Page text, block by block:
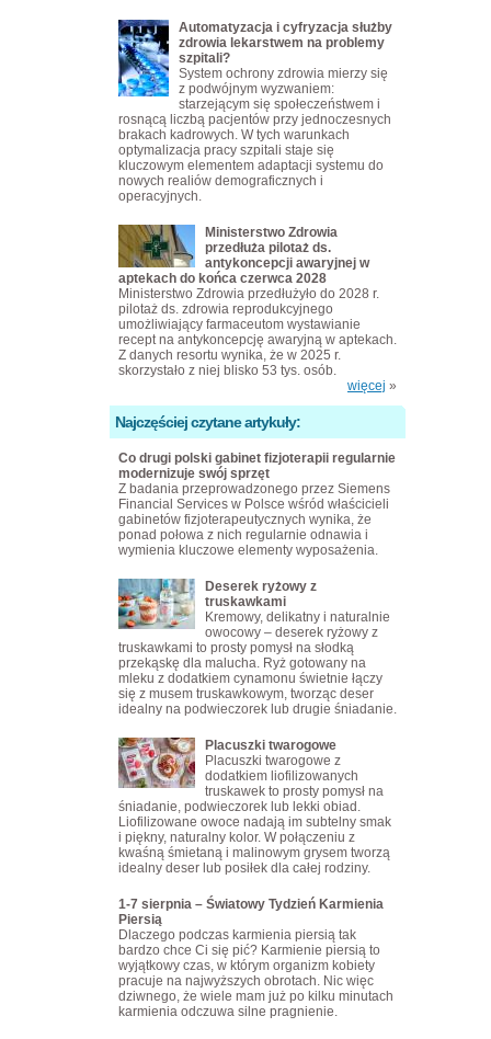
Automatyzacja i cyfryzacja służby
zdrowia lekarstwem na problemy
szpitali?
System ochrony zdrowia mierzy się
z podwójnym wyzwaniem:
starzejącym się społeczeństwem i
rosnącą liczbą pacjentów przy jednoczesnych
brakach kadrowych. W tych warunkach
optymalizacja pracy szpitali staje się
kluczowym elementem adaptacji systemu do
nowych realiów demograficznych i
operacyjnych.
Ministerstwo Zdrowia
przedłuża pilotaż ds.
antykoncepcji awaryjnej w
aptekach do końca czerwca 2028
Ministerstwo Zdrowia przedłużyło do 2028 r.
pilotaż ds. zdrowia reprodukcyjnego
umożliwiający farmaceutom wystawianie
recept na antykoncepcję awaryjną w aptekach.
Z danych resortu wynika, że w 2025 r.
skorzystało z niej blisko 53 tys. osób.
więcej »
Najczęściej czytane artykuły:
Co drugi polski gabinet fizjoterapii regularnie
modernizuje swój sprzęt
Z badania przeprowadzonego przez Siemens
Financial Services w Polsce wśród właścicieli
gabinetów fizjoterapeutycznych wynika, że
ponad połowa z nich regularnie odnawia i
wymienia kluczowe elementy wyposażenia.
Deserek ryżowy z
truskawkami
Kremowy, delikatny i naturalnie
owocowy – deserek ryżowy z
truskawkami to prosty pomysł na słodką
przekąskę dla malucha. Ryż gotowany na
mleku z dodatkiem cynamonu świetnie łączy
się z musem truskawkowym, tworząc deser
idealny na podwieczorek lub drugie śniadanie.
Placuszki twarogowe
Placuszki twarogowe z
dodatkiem liofilizowanych
truskawek to prosty pomysł na
śniadanie, podwieczorek lub lekki obiad.
Liofilizowane owoce nadają im subtelny smak
i piękny, naturalny kolor. W połączeniu z
kwaśną śmietaną i malinowym grysem tworzą
idealny deser lub posiłek dla całej rodziny.
1-7 sierpnia – Światowy Tydzień Karmienia
Piersią
Dlaczego podczas karmienia piersią tak
bardzo chce Ci się pić? Karmienie piersią to
wyjątkowy czas, w którym organizm kobiety
pracuje na najwyższych obrotach. Nic więc
dziwnego, że wiele mam już po kilku minutach
karmienia odczuwa silne pragnienie.